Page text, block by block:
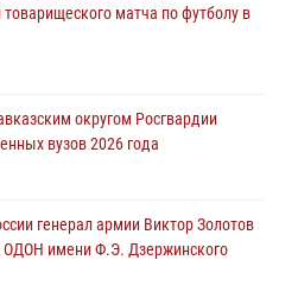
по Республике Калмыкия
помощь медикам и девушке с
матча по футболу в
округом Росгвардии
вузов 2026 года
генерал армии Виктор Золотов
ОДОН имени Ф.Э. Дзержинского